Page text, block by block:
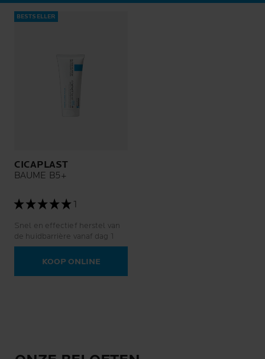
BESTSELLER
CICAPLAST
BAUME B5+
1
Snel en effectief herstel van
de huidbarrière vanaf dag 1
KOOP ONLINE